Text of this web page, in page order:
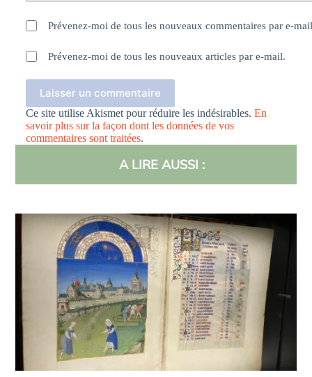
Prévenez-moi de tous les nouveaux commentaires par e-
Prévenez-moi de tous les nouveaux articles par e-mail.
Laisser un commentaire
Ce site utilise Akismet pour réduire les indésirables.En
savoir plus sur la façon dont les données de vos
commentaires sont traitées.
A LIRE AUSSI :